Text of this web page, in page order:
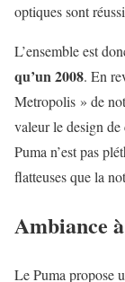
optiques sont
L’ensemble est
qu’un 2008. En
Metropolis » de
valeur le design
Puma n’est pas
flatteuses que la
Ambiance
Le Puma propose